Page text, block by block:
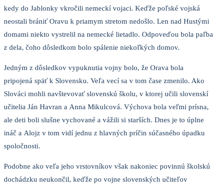
kedy do Jablonky vkročili nemeckí vojaci. Keďže poľské vojská
neostali brániť Oravu k priamym stretom nedošlo. Len nad Hustými
domami niekto vystrelil na nemecké lietadlo. Odpoveďou bola paľba
z dela, čoho dôsledkom bolo spálenie niekoľkých domov.
Jedným z dôsledkov vypuknutia vojny bolo, že Orava bola
pripojená späť k Slovensku. Veľa vecí sa v tom čase zmenilo. Ako
Slováci mohli navštevovať slovenskú školu, v ktorej učili slovenskí
učitelia Ján Havran a Anna Mikulcová. Výchova bola veľmi prísna,
ale deti boli slušne vychované a vážili si starších. Dnes je to úplne
ináč a Alojz v tom vidí jednu z hlavných príčin súčasného úpadku
spoločnosti.
Podobne ako veľa jeho vrstovníkov však nakoniec povinnú školskú
dochádzku neukončil, keďže po vojne slovenských učiteľov